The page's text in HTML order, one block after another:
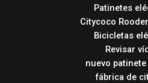
Patinetes
Citycoco
Bicicletas
Revisar
nuevo
fábrica de